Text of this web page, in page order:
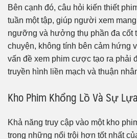
Bên cạnh đó, câu hỏi kiến thiết
tuần một tập, giúp người xem
ngưỡng và hưởng thụ phần đa cốt
chuyện, không tính bên cảm hứng
vấn đề xem phim cược tạo ra phải
truyền hình liền mạch và thuận
Kho Phim Khổng Lồ Và Sự
Khả năng truy cập vào một kho
trong những nổi trội hơn tốt nhất